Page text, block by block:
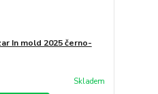
In mold 2025 černo-
Skladem